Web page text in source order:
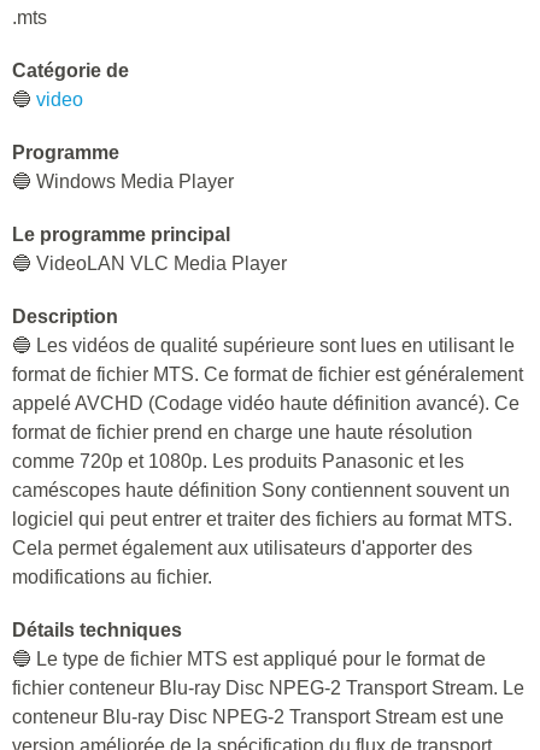
.mts
Catégorie de
🔵 video
Programme
🔵 Windows Media Player
Le programme principal
🔵 VideoLAN VLC Media Player
Description
🔵 Les vidéos de qualité supérieure sont lues en utilisant le
format de fichier MTS. Ce format de fichier est généralement
appelé AVCHD (Codage vidéo haute définition avancé). Ce
format de fichier prend en charge une haute résolution
comme 720p et 1080p. Les produits Panasonic et les
caméscopes haute définition Sony contiennent souvent un
logiciel qui peut entrer et traiter des fichiers au format MTS.
Cela permet également aux utilisateurs d'apporter des
modifications au fichier.
Détails techniques
🔵 Le type de fichier MTS est appliqué pour le format de
fichier conteneur Blu-ray Disc NPEG-2 Transport Stream. Le
conteneur Blu-ray Disc NPEG-2 Transport Stream est une
version améliorée de la spécification du flux de transport